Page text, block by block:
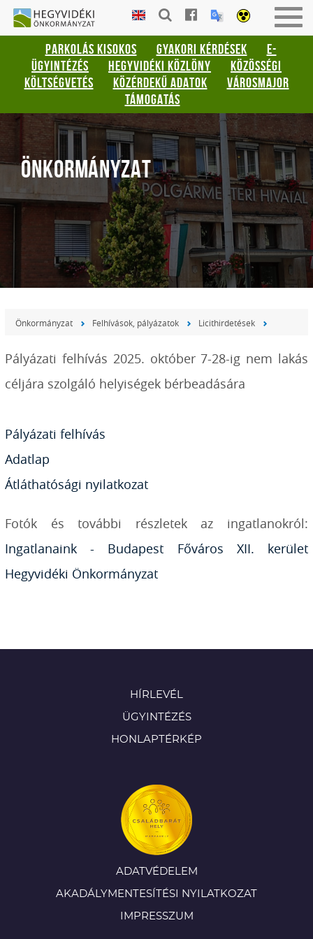
Gyorsbillentyűk
listája
Keresés:
"S"
Bejelentkezés:
HEGYVIDÉKI
ÖNKORMÁNYZAT
PARKOLÁS KISOKOS GYAKORI KÉRDÉSEK
E-
ÜGYINTÉZÉS
HEGYVIDÉKI KÖZLÖNY
KÖZÖSSÉGI
KÖLTSÉGVETÉS
KÖZÉRDEKŰ ADATOK
VÁROSMAJOR
TÁMOGATÁS
ÖNKORMÁNYZAT
Önkormányzat Felhívások, pályázatok Licithirdetések
Pályázati felhívás 2025. október 7-28-ig nem lakás
céljára szolgáló helyiségek bérbeadására
Pályázati felhívás
Adatlap
Átláthatósági nyilatkozat
Fotók és további részletek az ingatlanokról:
Ingatlanaink - Budapest Főváros XII. kerület
Hegyvidéki Önkormányzat
HÍRLEVÉL
ÜGYINTÉZÉS
HONLAPTÉRKÉP
ADATVÉDELEM
AKADÁLYMENTESÍTÉSI NYILATKOZAT
IMPRESSZUM